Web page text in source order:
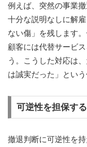
例えば、突然の事業
十分な説明なしに解
ない傷」を残します
顧客には代替サービ
う。こうした対応は
は誠実だった」という
可逆性を担保す
撤退判断に可逆性を